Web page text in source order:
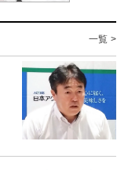
一覧 >